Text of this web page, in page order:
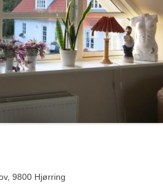
9800 Hjørring